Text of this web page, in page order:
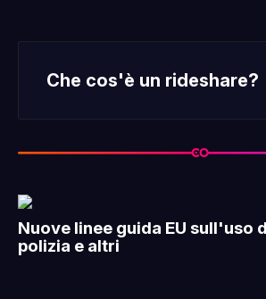
Che cos'è un rideshare?
Nuove linee guida EU sull'uso
polizia e altri